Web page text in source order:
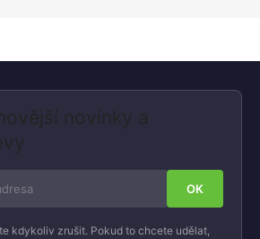
novinky a
kdykoliv zrušit. Pokud to chcete udělat,